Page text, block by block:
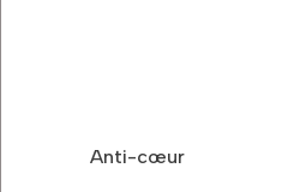
Anti-cœur